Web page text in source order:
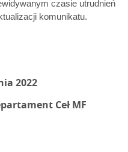
czasie utrudnień
komunikatu.
2022
Ceł MF